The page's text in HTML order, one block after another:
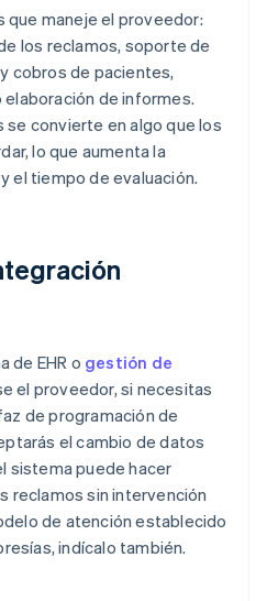
que maneje el proveedor:
los reclamos, soporte de
cobros de pacientes,
de informes.
se convierte en algo que los
lo que aumenta la
el tiempo de evaluación.
de EHR o gestión de
el proveedor, si necesitas
de programación de
el cambio de datos
sistema puede hacer
reclamos sin intervención
de atención establecido
indícalo también.